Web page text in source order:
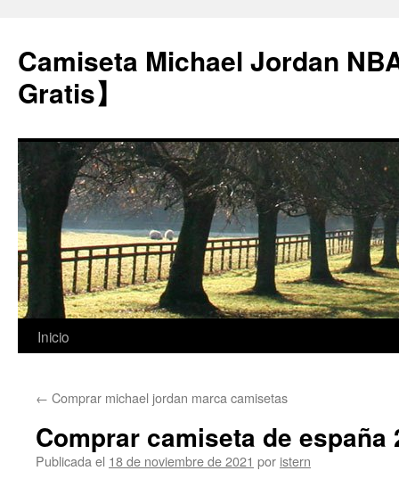
Camiseta Michael Jordan
Gratis】
Saltar
contenido
Inicio
← Comprar michael jordan marca camisetas
Comprar camiseta de españa
Publicada el 18 de noviembre de 2021 por istern